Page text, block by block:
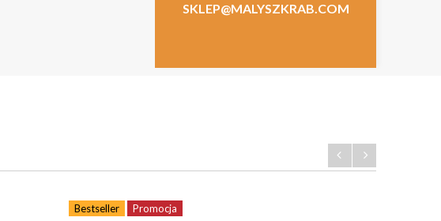
SKLEP@MALYSZKRAB.COM
Bestseller Promocja